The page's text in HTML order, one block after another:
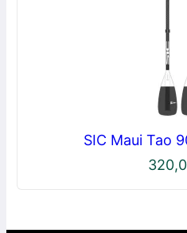
SIC Maui Tao